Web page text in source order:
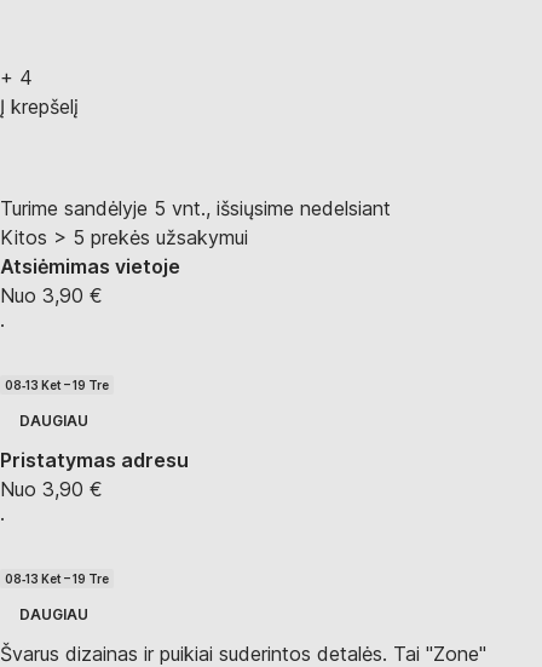
+ 4
Į krepšelį
Turime sandėlyje 5 vnt., išsiųsime nedelsiant
Kitos > 5 prekės užsakymui
Atsiėmimas vietoje
Nuo 3,90 €
·
08‑13 Ket – 19 Tre
DAUGIAU
Pristatymas adresu
Nuo 3,90 €
·
08‑13 Ket – 19 Tre
DAUGIAU
Švarus dizainas ir puikiai suderintos detalės. Tai "Zone"